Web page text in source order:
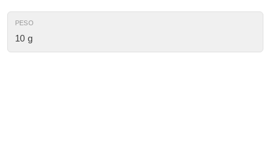
PESO
10 g